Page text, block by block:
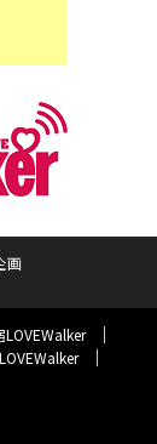
画
LOVEWalker